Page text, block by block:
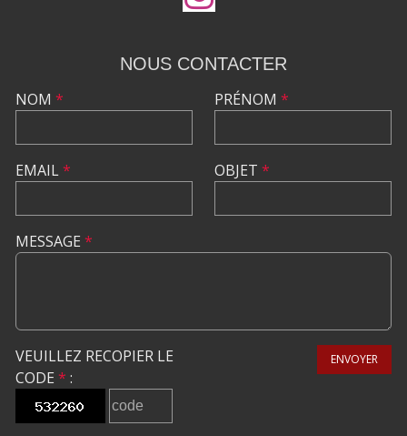
NOUS CONTACTER
NOM *
EMAIL*
PRÉNOM *
OBJET *
MESSAGE *
VEUILLEZ RECOPIER LE
CODE * :
ENVOYER